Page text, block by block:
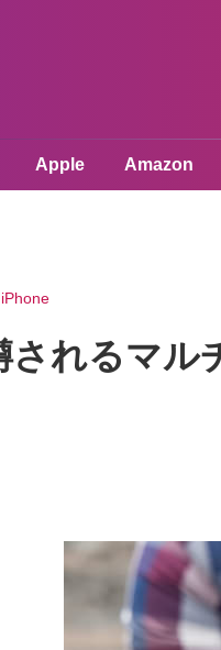
Apple Amazon
iPhone
されるマル